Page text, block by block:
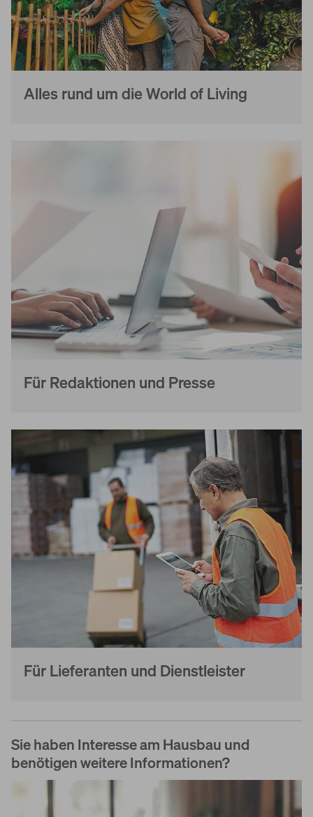
Alles rund um die World of Living
Für Redaktionen und Presse
Für Lieferanten und Dienstleister
Sie haben Interesse am Hausbau und
benötigen weitere Informationen?